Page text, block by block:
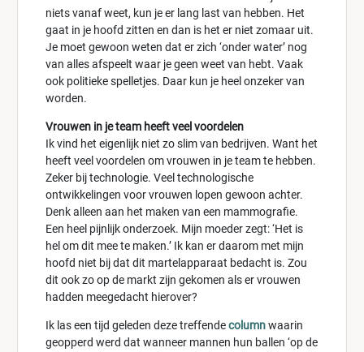
niets vanaf weet, kun je er lang last van hebben. Het
gaat in je hoofd zitten en dan is het er niet zomaar uit.
Je moet gewoon weten dat er zich ‘onder water’ nog
van alles afspeelt waar je geen weet van hebt. Vaak
ook politieke spelletjes. Daar kun je heel onzeker van
worden.
Vrouwen in je team heeft veel voordelen
Ik vind het eigenlijk niet zo slim van bedrijven. Want het
heeft veel voordelen om vrouwen in je team te hebben.
Zeker bij technologie. Veel technologische
ontwikkelingen voor vrouwen lopen gewoon achter.
Denk alleen aan het maken van een mammografie.
Een heel pijnlijk onderzoek. Mijn moeder zegt: ‘Het is
hel om dit mee te maken.’ Ik kan er daarom met mijn
hoofd niet bij dat dit martelapparaat bedacht is. Zou
dit ook zo op de markt zijn gekomen als er vrouwen
hadden meegedacht hierover?
Ik las een tijd geleden deze treffendecolumnwaarin
geopperd werd dat wanneer mannen hun ballen ‘op de